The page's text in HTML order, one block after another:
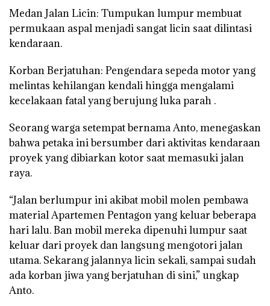
Medan Jalan Licin: Tumpukan lumpur membuat
permukaan aspal menjadi sangat licin saat dilintasi
kendaraan.
Korban Berjatuhan: Pengendara sepeda motor yang
melintas kehilangan kendali hingga mengalami
kecelakaan fatal yang berujung luka parah .
Seorang warga setempat bernama Anto, menegaskan
bahwa petaka ini bersumber dari aktivitas kendaraan
proyek yang dibiarkan kotor saat memasuki jalan
raya.
“Jalan berlumpur ini akibat mobil molen pembawa
material Apartemen Pentagon yang keluar beberapa
hari lalu. Ban mobil mereka dipenuhi lumpur saat
keluar dari proyek dan langsung mengotori jalan
utama. Sekarang jalannya licin sekali, sampai sudah
ada korban jiwa yang berjatuhan di sini,” ungkap
Anto.